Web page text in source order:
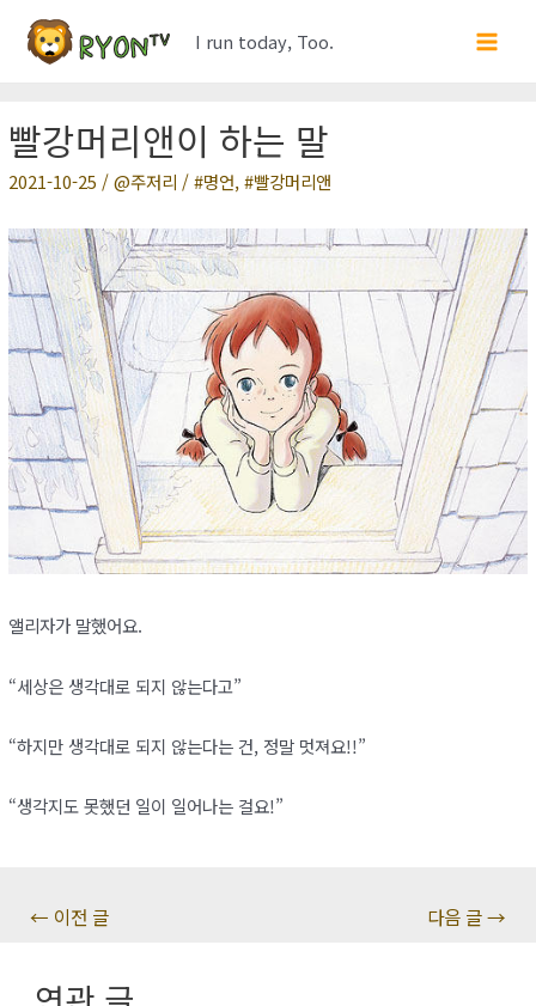
건
너
기
I run today, Too.
Main
빨강머리앤이 하는 말
2021-10-25 / 주저리 / 명언, 빨강머리앤
앨리자가 말했어요.
“세상은 생각대로 되지 않는다고”
“하지만 생각대로 되지 않는다는 건, 정말 멋져요!!”
“생각지도 못했던 일이 일어나는 걸요!”
← 이전 글 다음 글→